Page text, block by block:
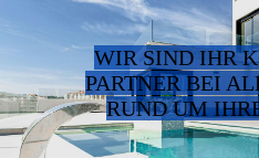
WIR SIND IHR
PARTNER BEI
RUND UM